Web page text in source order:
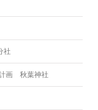
社
画 秋葉神社